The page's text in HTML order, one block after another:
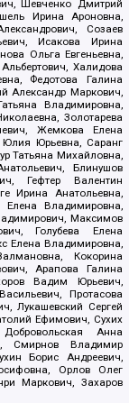
Шевченко Дмитрий
Ирина Ароновна,
Созаев
Исакова Ирина
Ольга Евгеньевна,
Халидова
Федотова Галина
Александр Маркович,
Владимировна,
Золотарева
Жемкова Елена
Юлия Юрьевна, Саранг
Татьяна Михайловна,
Блинушов
Гефтер Валентин
Ирина Анатольевна,
Елена Владимировна,
Максимов
Голубева Елена
Елена Владимировна,
Кокорина
Арапова Галина
Вадим Юрьевич,
Протасова
Лукашевский Сергей
Ефимович, Сухих
Анна
Смирнов Владимир
Борис Андреевич,
Орлов Олег
Маркович, Захаров